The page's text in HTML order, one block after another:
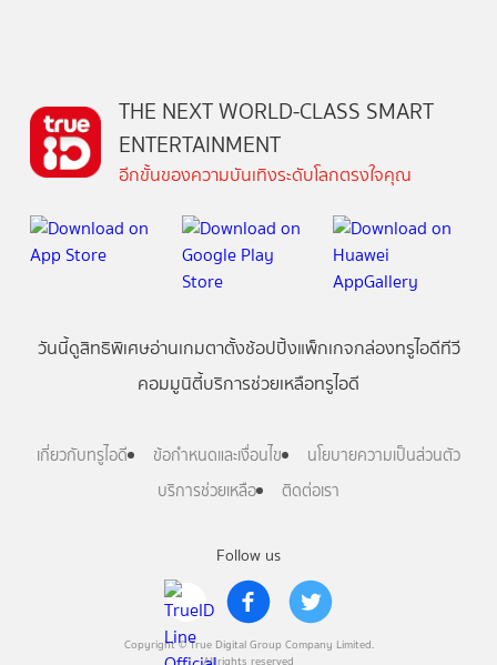
Follow us
Copyright © True Digital Group Company Limited.
All rights reserved
THE NEXT WORLD-CLASS SMART
ENTERTAINMENT
อีกขั้นของความบันเทิงระดับโลกตรงใจคุณ
วันนี้ดูสิทธิพิเศษอ่านเกมตาตั้งช้อปปิ้งแพ็กเกจกล่องทรูไอดีทีวี
คอมมูนิตี้บริการช่วยเหลือทรูไอดี
เกี่ยวกับทรูไอดี ข้อกำหนดและเงื่อนไข
นโยบายความเป็นส่วนตัว
บริการช่วยเหลือ
ติดต่อเรา